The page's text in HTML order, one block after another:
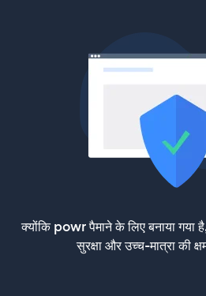
क्योंकि powr पैमाने के लिए बनाया गया
सुरक्षा और उच्च-मात्रा की